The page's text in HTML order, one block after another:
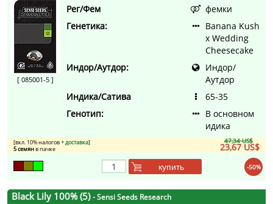
[ 085001-5 ]
Рег/Фем
фемки
Генетика:
Banana Kush
x Wedding
Cheesecake
Индор/Аутдор:
Индор/
Аутдор
Индика/Сатива
65-35
Генотип:
В основном
идика
47,34 US$
23,67 US$
[вкл. 10% налогов+ доставка]
5 семянв пачке
-50%
купить
Black Lily 100% (5)- Sensi Seeds Research